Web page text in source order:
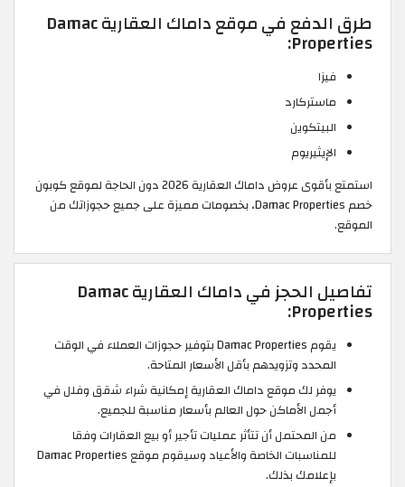
طرق الدفع في موقع داماك العقارية Damac
Properties:
فيزا
ماستركارد
البيتكوين
الإيثيريوم
استمتع بأقوى عروض داماك العقارية 2026 دون الحاجة لموقع كوبون
خصم Damac Properties، بخصومات مميزة على جميع حجوزاتك من
الموقع.
تفاصيل الحجز في داماك العقارية Damac
Properties:
يقوم Damac Properties بتوفير حجوزات العملاء في الوقت
المحدد وتزويدهم بأقل الأسعار المتاحة.
يوفر لك موقع داماك العقارية إمكانية شراء شقق وفلل في
أجمل الأماكن حول العالم بأسعار مناسبة للجميع.
من المحتمل أن تتأثر عمليات تأجير أو بيع العقارات وفقا
للمناسبات الخاصة والأعياد وسيقوم موقع Damac Properties
بإعلامك بذلك.